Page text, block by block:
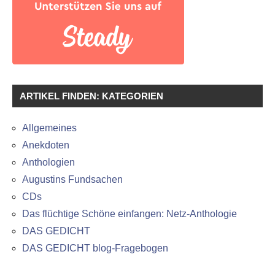
ARTIKEL FINDEN: KATEGORIEN
Allgemeines
Anekdoten
Anthologien
Augustins Fundsachen
CDs
Das flüchtige Schöne einfangen: Netz-Anthologie
DAS GEDICHT
DAS GEDICHT blog-Fragebogen